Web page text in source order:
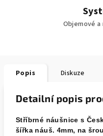
Objemové
Popis Diskuze
Detailní popis
Stříbrné náušnice s
šířka náuš. 4mm, na